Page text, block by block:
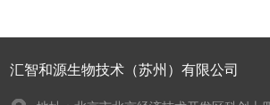
汇智和源生物技术（苏州）有限公司